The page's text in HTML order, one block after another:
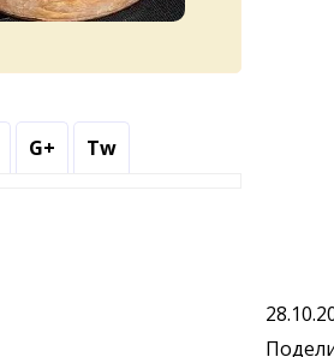
G+ Tw